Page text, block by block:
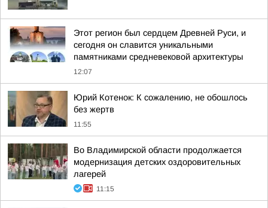
Этот регион был сердцем Древней Руси, и
сегодня он славится уникальными
памятниками средневековой архитектуры
12:07
Юрий Котенок: К сожалению, не обошлось
без жертв
11:55
Во Владимирской области продолжается
модернизация детских оздоровительных
лагерей
11:15